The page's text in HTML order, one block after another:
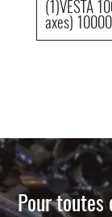
(1)VESTA
axes)
Pour toutes